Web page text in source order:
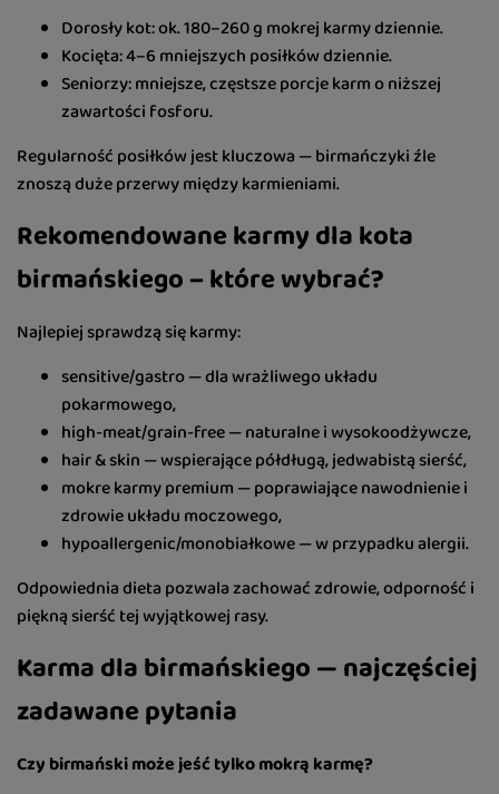
Dorosły kot: ok. 180–260 g mokrej karmy dziennie.
Kocięta: 4–6 mniejszych posiłków dziennie.
Seniorzy: mniejsze, częstsze porcje karm o niższej
zawartości fosforu.
Regularność posiłków jest kluczowa — birmańczyki źle
znoszą duże przerwy między karmieniami.
Rekomendowane karmy dla kota
birmańskiego – które wybrać?
Najlepiej sprawdzą się karmy:
sensitive/gastro — dla wrażliwego układu
pokarmowego,
high-meat/grain-free — naturalne i wysokoodżywcze,
hair & skin — wspierające półdługą, jedwabistą sierść,
mokre karmy premium — poprawiające nawodnienie i
zdrowie układu moczowego,
hypoallergenic/monobiałkowe — w przypadku alergii.
Odpowiednia dieta pozwala zachować zdrowie, odporność i
piękną sierść tej wyjątkowej rasy.
Karma dla birmańskiego — najczęściej
zadawane pytania
Czy birmański może jeść tylko mokrą karmę?